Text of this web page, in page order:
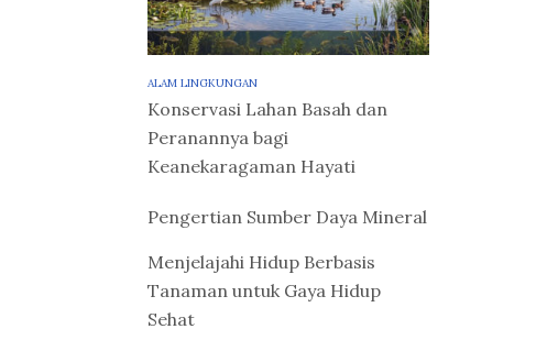
ALAM LINGKUNGAN
Konservasi Lahan Basah dan
Peranannya bagi
Keanekaragaman Hayati
Pengertian Sumber Daya Mineral
Menjelajahi Hidup Berbasis
Tanaman untuk Gaya Hidup
Sehat